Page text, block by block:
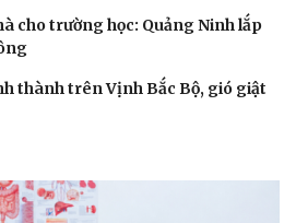
cho trường học: Quảng Ninh lắp
thành trên Vịnh Bắc Bộ, gió giật